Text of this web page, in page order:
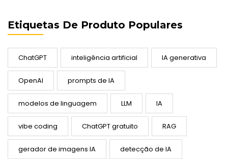
Etiquetas De Produto Populares
ChatGPT inteligência artificial IA generativa
OpenAI prompts de IA
modelos de linguagem LLM IA
vibe coding ChatGPT gratuito RAG
gerador de imagens IA detecção de IA